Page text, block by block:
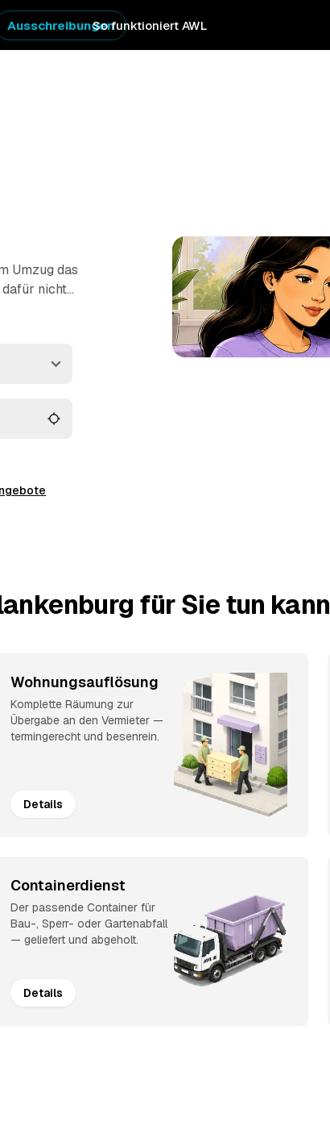
So funktioniert AWL
Ausschreibungen
Umzug das
dafür nicht
stellen Sie
fachgerecht
für Sie tun kann
Wohnungsauflösung
Komplette Räumung zur
Übergabe an den Vermieter —
termingerecht und besenrein.
Details
Containerdienst
Der passende Container für
Bau-, Sperr- oder Gartenabfall
— geliefert und abgeholt.
Details